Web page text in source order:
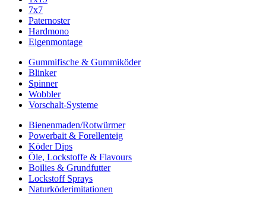
7x7
Paternoster
Hardmono
Eigenmontage
Gummifische & Gummiköder
Blinker
Spinner
Wobbler
Vorschalt-Systeme
Bienenmaden/Rotwürmer
Powerbait & Forellenteig
Köder Dips
Öle, Lockstoffe & Flavours
Boilies & Grundfutter
Lockstoff Sprays
Naturköderimitationen